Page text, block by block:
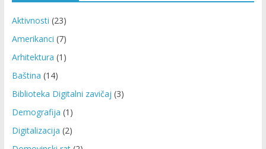
Aktivnosti (23)
Amerikanci (7)
Arhitektura (1)
Baština (14)
Biblioteka Digitalni zavičaj (3)
Demografija (1)
Digitalizacija (2)